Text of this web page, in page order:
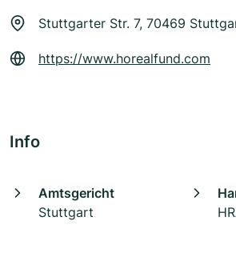
Stuttgarter Str. 7, 70469
https://www.horealfund.com
Info
Amtsgericht
Stuttgart